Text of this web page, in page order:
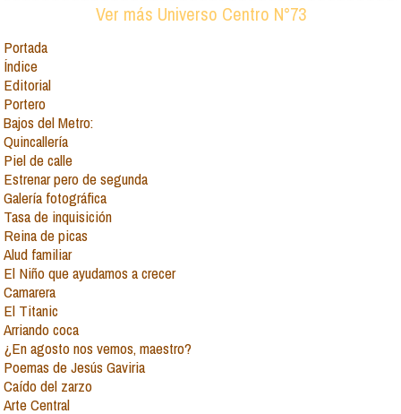
Ver más Universo Centro N°73
Portada
Índice
Editorial
Portero
Bajos del Metro:
Quincallería
Piel de calle
Estrenar pero de segunda
Galería fotográfica
Tasa de inquisición
Reina de picas
Alud familiar
El Niño que ayudamos a crecer
Camarera
El Titanic
Arriando coca
¿En agosto nos vemos, maestro?
Poemas de Jesús Gaviria
Caído del zarzo
Arte Central